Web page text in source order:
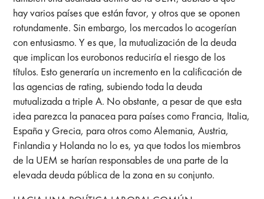
hay varios países que están favor, y otros que se oponen
rotundamente. Sin embargo, los mercados lo acogerían
con entusiasmo. Y es que, la mutualización de la deuda
que implican los eurobonos reduciría el riesgo de los
títulos. Esto generaría un incremento en la calificación de
las agencias de rating, subiendo toda la deuda
mutualizada a triple A. No obstante, a pesar de que esta
idea parezca la panacea para países como Francia, Italia,
España y Grecia, para otros como Alemania, Austria,
Finlandia y Holanda no lo es, ya que todos los miembros
de la UEM se harían responsables de una parte de la
elevada deuda pública de la zona en su conjunto.